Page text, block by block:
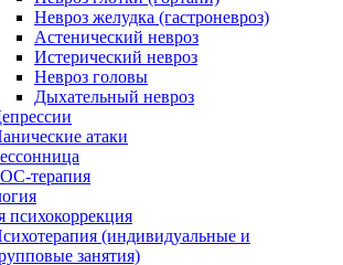
Невроз желудка (гастроневроз)
Астенический невроз
Истерический невроз
Невроз головы
Дыхательный невроз
атаки
терапия
психокоррекция
(индивидуальные и
занятия)